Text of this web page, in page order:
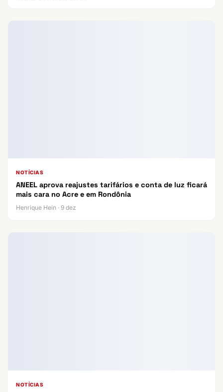
NOTÍCIAS
ANEEL aprova reajustes tarifários e conta de luz ficará
mais cara no Acre e em Rondônia
Henrique Hein · 9 dez
NOTÍCIAS